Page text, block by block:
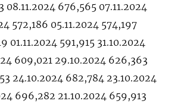
08.11.2024 676,565 07.11.2024
572,186 05.11.2024 574,197
01.11.2024 591,915 31.10.2024
609,021 29.10.2024 626,363
24.10.2024 682,784 23.10.2024
696,282 21.10.2024 659,913